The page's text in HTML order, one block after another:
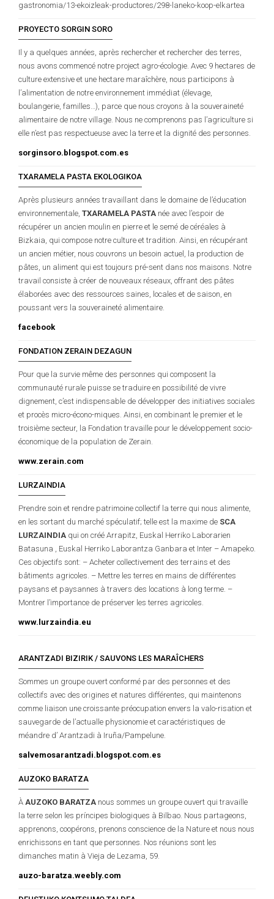
gastronomia/13-ekoizleak-productores/298-laneko-koop-elkartea
PROYECTO SORGIN SORO
Il y a quelques années, après rechercher et rechercher des terres,
nous avons commencé notre project agro-écologie. Avec 9 hectares de
culture extensive et une hectare maraîchère, nous participons à
l’alimentation de notre environnement immédiat (élevage,
boulangerie, familles…), parce que nous croyons à la souveraineté
alimentaire de notre village. Nous ne comprenons pas l’agriculture si
elle n’est pas respectueuse avec la terre et la dignité des personnes.
sorginsoro.blogspot.com.es
TXARAMELA PASTA EKOLOGIKOA
Après plusieurs années travaillant dans le domaine de l’éducation
environnementale, TXARAMELA PASTA née avec l’espoir de
récupérer un ancien moulin en pierre et le semé de céréales à
Bizkaia, qui compose notre culture et tradition. Ainsi, en récupérant
un ancien métier, nous couvrons un besoin actuel, la production de
pâtes, un aliment qui est toujours pré-sent dans nos maisons. Notre
travail consiste à créer de nouveaux réseaux, offrant des pâtes
élaborées avec des ressources saines, locales et de saison, en
poussant vers la souveraineté alimentaire.
facebook
FONDATION ZERAIN DEZAGUN
Pour que la survie même des personnes qui composent la
communauté rurale puisse se traduire en possibilité de vivre
dignement, c’est indispensable de développer des initiatives sociales
et procès micro-écono-miques. Ainsi, en combinant le premier et le
troisième secteur, la Fondation travaille pour le développement socio-
économique de la population de Zerain.
www.zerain.com
LURZAINDIA
Prendre soin et rendre patrimoine collectif la terre qui nous alimente,
en les sortant du marché spéculatif; telle est la maxime de SCA
LURZAINDIA qui on créé Arrapitz, Euskal Herriko Laborarien
Batasuna , Euskal Herriko Laborantza Ganbara et Inter – Amapeko.
Ces objectifs sont: – Acheter collectivement des terrains et des
bâtiments agricoles. – Mettre les terres en mains de différentes
paysans et paysannes à travers des locations à long terme. –
Montrer l’importance de préserver les terres agricoles.
www.lurzaindia.eu
ARANTZADI BIZIRIK / SAUVONS LES MARAÎCHERS
Sommes un groupe ouvert conformé par des personnes et des
collectifs avec des origines et natures différentes, qui maintenons
comme liaison une croissante préocupation envers la valo-risation et
sauvegarde de l’actualle physionomie et caractéristiques de
méandre d’ Arantzadi à Iruña/Pampelune.
salvemosarantzadi.blogspot.com.es
AUZOKO BARATZA
À AUZOKO BARATZA nous sommes un groupe ouvert qui travaille
la terre selon les príncipes biologiques à Bilbao. Nous partageons,
apprenons, coopérons, prenons conscience de la Nature et nous nous
enrichissons en tant que personnes. Nos réunions sont les
dimanches matin à Vieja de Lezama, 59.
auzo-baratza.weebly.com